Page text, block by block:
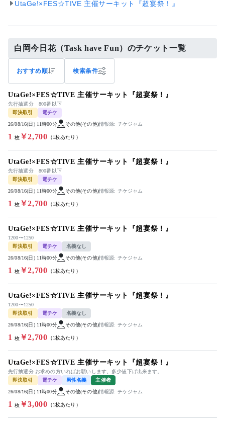
UtaGe!×FES☆TIVE 主催サーキット『超宴祭！』
白岡今日花（Task have Fun）のチケット一覧
おすすめ順 検索条件
UtaGe!×FES☆TIVE 主催サーキット『超宴祭！』
先行抽選分 800番以下
即決取引
電チケ
26/08/16(日) 11時00分 その他(その他)情報源: チケジャム
1 枚￥2,700 （1枚あたり）
UtaGe!×FES☆TIVE 主催サーキット『超宴祭！』
先行抽選分 800番以下
即決取引
電チケ
26/08/16(日) 11時00分 その他(その他)情報源: チケジャム
1 枚￥2,700 （1枚あたり）
UtaGe!×FES☆TIVE 主催サーキット『超宴祭！』
1200〜1250
即決取引
電チケ 名義なし
26/08/16(日) 11時00分 その他(その他)情報源: チケジャム
1 枚￥2,700 （1枚あたり）
UtaGe!×FES☆TIVE 主催サーキット『超宴祭！』
1200〜1250
即決取引
電チケ 名義なし
26/08/16(日) 11時00分 その他(その他)情報源: チケジャム
1 枚￥2,700 （1枚あたり）
UtaGe!×FES☆TIVE 主催サーキット『超宴祭！』
先行抽選分 お求めの方いればお願いします。多少値下げ出来ます。
即決取引
電チケ 男性名義 主催者
26/08/16(日) 11時00分 その他(その他)情報源: チケジャム
1 枚￥3,000 （1枚あたり）